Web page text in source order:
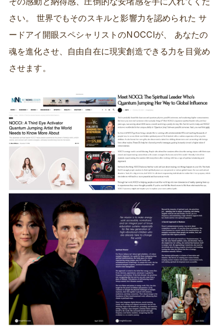
さい。 世界でもそのスキルと影響力を認められた サ
ードアイ開眼スペシャリストのNOCCIが、 あなたの
魂を進化させ、自由自在に現実創造できる力を目覚め
させます。